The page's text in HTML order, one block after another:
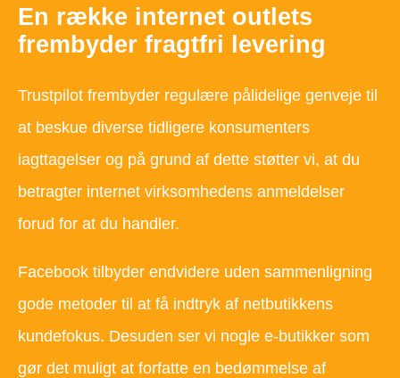
En række internet outlets
frembyder fragtfri levering
Trustpilot frembyder regulære pålidelige genveje til
at beskue diverse tidligere konsumenters
iagttagelser og på grund af dette støtter vi, at du
betragter internet virksomhedens anmeldelser
forud for at du handler.
Facebook tilbyder endvidere uden sammenligning
gode metoder til at få indtryk af netbutikkens
kundefokus. Desuden ser vi nogle e-butikker som
gør det muligt at forfatte en bedømmelse af